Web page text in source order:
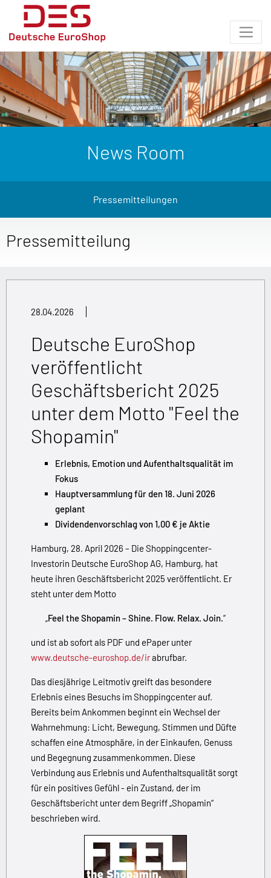
News Room
Pressemitteilungen
Pressemitteilung
28.04.2026
Deutsche EuroShop
veröffentlicht
Geschäftsbericht 2025
unter dem Motto "Feel the
Shopamin"
Erlebnis, Emotion und Aufenthaltsqualität im
Fokus
Hauptversammlung für den 18. Juni 2026
geplant
Dividendenvorschlag von 1,00 € je Aktie
Hamburg, 28. April 2026 – Die Shoppingcenter-
Investorin Deutsche EuroShop AG, Hamburg, hat
heute ihren Geschäftsbericht 2025 veröffentlicht. Er
steht unter dem Motto
„Feel the Shopamin – Shine. Flow. Relax. Join.“
und ist ab sofort als PDF und ePaper unter
www.deutsche-euroshop.de/irabrufbar.
Das diesjährige Leitmotiv greift das besondere
Erlebnis eines Besuchs im Shoppingcenter auf.
Bereits beim Ankommen beginnt ein Wechsel der
Wahrnehmung: Licht, Bewegung, Stimmen und Düfte
schaffen eine Atmosphäre, in der Einkaufen, Genuss
und Begegnung zusammenkommen. Diese
Verbindung aus Erlebnis und Aufenthaltsqualität sorgt
für ein positives Gefühl - ein Zustand, der im
Geschäftsbericht unter dem Begriff „Shopamin“
beschrieben wird.